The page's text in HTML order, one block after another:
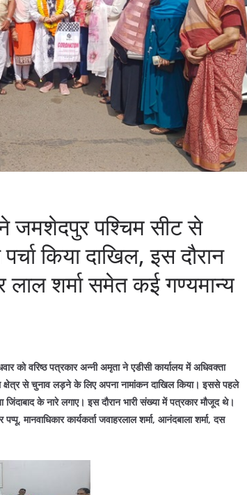
ने जमशेदपुर पश्चिम सीट से
किया दाखिल, इस दौरान
लाल शर्मा समेत कई गण्यमान्य
को वरिष्ठ पत्रकार अन्नी अमृता ने एडीसी कार्यालय में अधिवक्ता
क्षेत्र से चुनाव लड़ने के लिए अपना नामांकन दाखिल किया। इससे पहले
के नारे लगाए। इस दौरान भारी संख्या में पत्रकार मौजूद थे।
मानवाधिकार कार्यकर्ता जवाहरलाल शर्मा, आनंदबाला शर्मा, दस